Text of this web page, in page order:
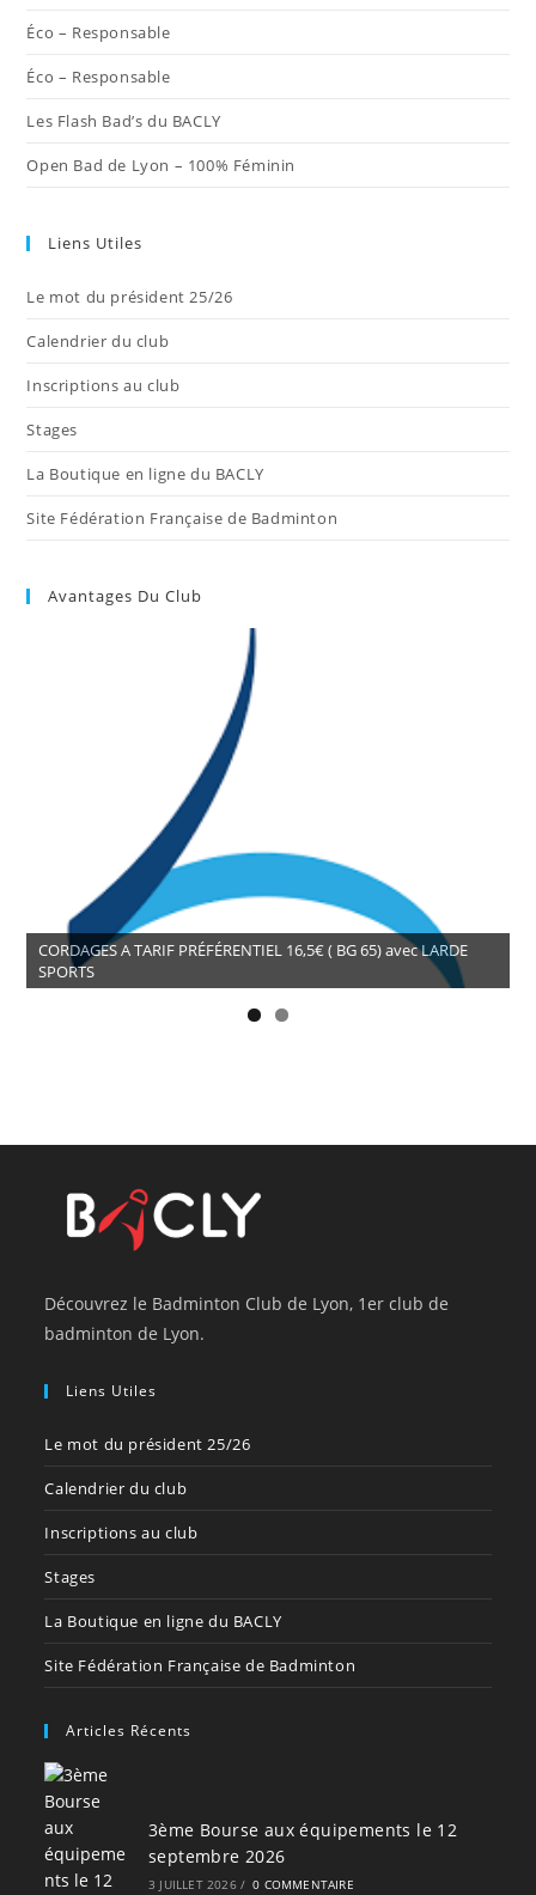
Éco – Responsable
Éco – Responsable
Les Flash Bad’s du BACLY
Open Bad de Lyon – 100% Féminin
Liens Utiles
Le mot du président 25/26
Calendrier du club
Inscriptions au club
Stages
La Boutique en ligne du BACLY
Site Fédération Française de Badminton
Avantages Du Club
CORDAGES A TARIF PRÉFÉRENTIEL 16,5€ ( BG 65) avec LARDE
SPORTS
Découvrez le Badminton Club de Lyon, 1er club de
badminton de Lyon.
Liens Utiles
Le mot du président 25/26
Calendrier du club
Inscriptions au club
Stages
La Boutique en ligne du BACLY
Site Fédération Française de Badminton
Articles Récents
3ème Bourse aux équipements le 12
septembre 2026
3 JUILLET 2026 / 0 COMMENTAIRE